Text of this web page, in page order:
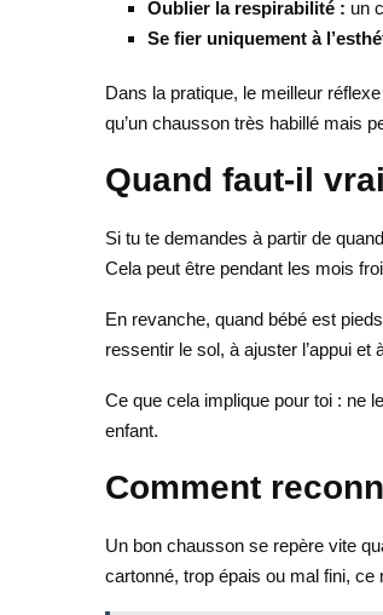
Oublier la respirabilité : un
Se fier uniquement à
Dans la pratique, le meilleur
qu’un chausson très habillé mais
Quand faut-il
Si tu te demandes à partir de
Cela peut être pendant les mois
En revanche, quand bébé est
ressentir le sol, à ajuster l’appui
Ce que cela implique pour toi : ne
enfant.
Comment
Un bon chausson se repère vite
cartonné, trop épais ou mal fini, ce